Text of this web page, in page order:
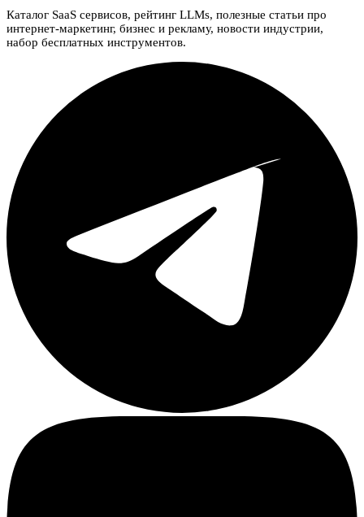
Каталог SaaS сервисов, рейтинг LLMs, полезные статьи про
интернет-маркетинг, бизнес и рекламу, новости индустрии,
набор бесплатных инструментов.